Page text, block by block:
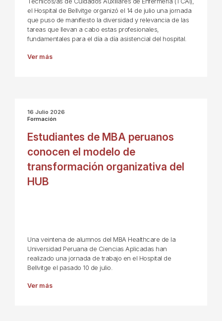
el Hospital de Bellvitge organizó el 14 de julio una jornada
que puso de manifiesto la diversidad y relevancia de las
tareas que llevan a cabo estas profesionales,
fundamentales para el día a día asistencial del hospital.
Ver más
16 Julio 2026
Formación
Estudiantes de MBA peruanos
conocen el modelo de
transformación organizativa del
HUB
Una veintena de alumnos del MBA Healthcare de la
Universidad Peruana de Ciencias Aplicadas han
realizado una jornada de trabajo en el Hospital de
Bellvitge el pasado 10 de julio.
Ver más